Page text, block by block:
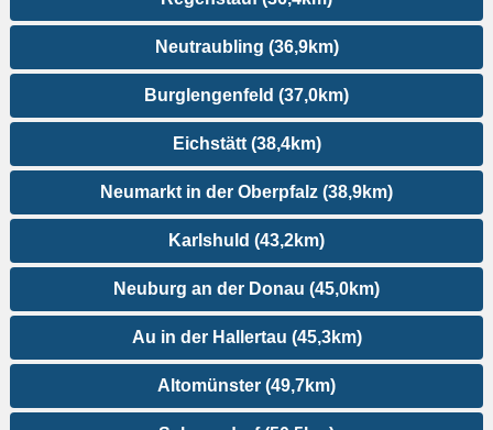
Neutraubling (36,9km)
Burglengenfeld (37,0km)
Eichstätt (38,4km)
Neumarkt in der Oberpfalz (38,9km)
Karlshuld (43,2km)
Neuburg an der Donau (45,0km)
Au in der Hallertau (45,3km)
Altomünster (49,7km)